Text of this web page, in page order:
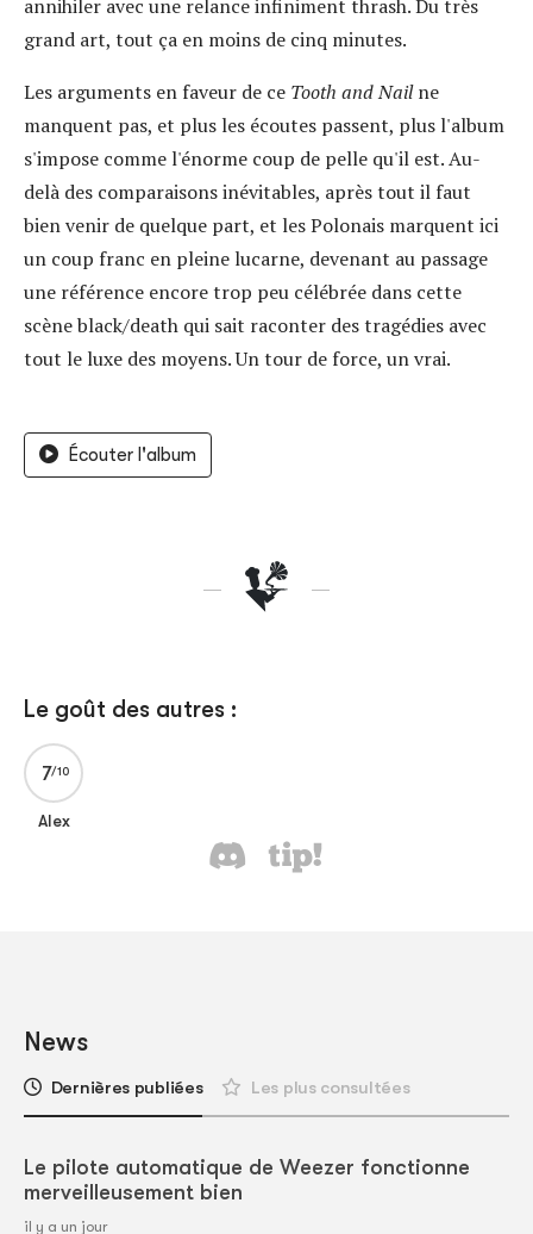
annihiler avec une relance infiniment thrash. Du très
grand art, tout ça en moins de cinq minutes.
Les arguments en faveur de ce Tooth and Nailne
manquent pas, et plus les écoutes passent, plus l'album
s'impose comme l'énorme coup de pelle qu'il est. Au-
delà des comparaisons inévitables, après tout il faut
bien venir de quelque part, et les Polonais marquent ici
un coup franc en pleine lucarne, devenant au passage
une référence encore trop peu célébrée dans cette
scène black/death qui sait raconter des tragédies avec
tout le luxe des moyens. Un tour de force, un vrai.
Écouter l'album
Le goût des autres :
7
Alex
News
Dernières publiées Les plus consultées
Le pilote automatique de Weezer fonctionne
merveilleusement bien
il y a un jour